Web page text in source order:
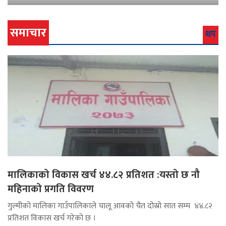
समाचार थप
मालिकाको विकास खर्च ४४.८२ प्रतिशत :यस्तो छ नौ
महिनाको प्रगति विवरण
गुल्मीको मालिका गाउँपालिकाले चालू आवको चैत दोस्रो सात सम्म ४४.८२
प्रतिशत विकास खर्च गरेको छ ।